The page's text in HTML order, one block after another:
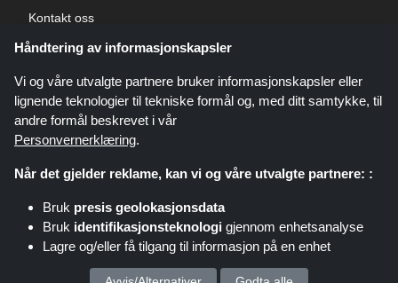
Kontakt oss
Bedriftsinformasjon
personvernerklæring
Shoppingspout.com/no er et nettsted som presenterer tilbud, rabatter og
kuponger. Disse tilbudene eller avtalene gjøres tilgjengelige gjennom ulike
tilknyttede nettverk. Shoppingspout.com/no eller deres ansatte er ikke
involvert når du kjøper via disse lenkene. Shoppingspout.com/no tjener kun
Håndtering av informasjonskapsler
Vi og våre utvalgte partnere bruker informasjonskapsler eller
lignende teknologier til tekniske formål og, med ditt samtykke, til
andre formål beskrevet i vår
Personvernerklæring.
Når det gjelder reklame, kan vi og våre utvalgte partnere: :
Bruk presis geolokasjonsdata
Bruk identifikasjonsteknologi gjennom enhetsanalyse
Lagre og/eller få tilgang til informasjon på en enhet
Vi behandler dine personopplysninger for :